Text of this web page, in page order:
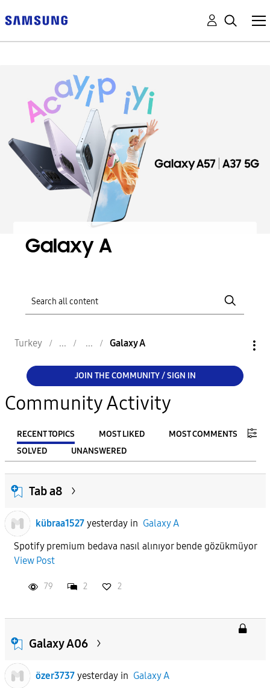
Galaxy A
Turkey Galaxy A
JOIN THE COMMUNITY / SIGN IN
Community Activity
RECENT TOPICS MOST LIKED
MOST COMMENTS
SOLVED
UNANSWERED
FILTER:
From
To
Tab a8
kübraa1527 yesterdayin Galaxy A
Spotify premium bedava nasıl alınıyor bende gözükmüyor
View Post
79 2 2
Galaxy A06
özer3737 yesterdayin Galaxy A